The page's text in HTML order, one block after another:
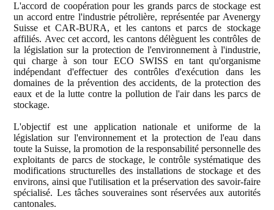
L'accord de coopération pour les grands parcs de stockage est
un accord entre l'industrie pétrolière, représentée par Avenergy
Suisse et CAR-BURA, et les cantons et parcs de stockage
affiliés. Avec cet accord, les cantons délèguent les contrôles de
la législation sur la protection de l'environnement à l'industrie,
qui charge à son tour ECO SWISS en tant qu'organisme
indépendant d'effectuer des contrôles d'exécution dans les
domaines de la prévention des accidents, de la protection des
eaux et de la lutte contre la pollution de l'air dans les parcs de
stockage.
L'objectif est une application nationale et uniforme de la
législation sur l'environnement et la protection de l'eau dans
toute la Suisse, la promotion de la responsabilité personnelle des
exploitants de parcs de stockage, le contrôle systématique des
modifications structurelles des installations de stockage et des
environs, ainsi que l'utilisation et la préservation des savoir-faire
spécialisé. Les tâches souveraines sont réservées aux autorités
cantonales.